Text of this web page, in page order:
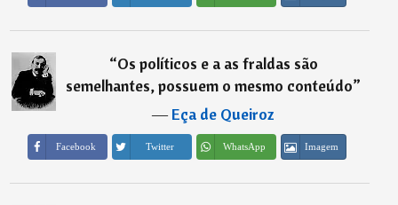
“Os políticos e a as fraldas são
semelhantes, possuem o mesmo conteúdo”
―Eça de Queiroz
Facebook Twitter WhatsApp Imagem